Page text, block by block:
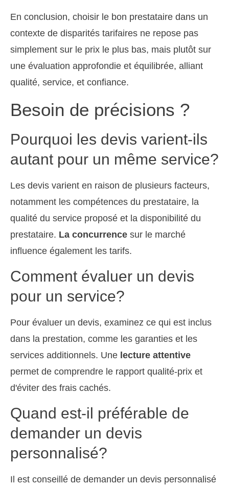
En conclusion, choisir le bon prestataire dans un
contexte de disparités tarifaires ne repose pas
simplement sur le prix le plus bas, mais plutôt sur
une évaluation approfondie et équilibrée, alliant
qualité, service, et confiance.
Besoin de précisions ?
Pourquoi les devis varient-ils
autant pour un même service?
Les devis varient en raison de plusieurs facteurs,
notamment les compétences du prestataire, la
qualité du service proposé et la disponibilité du
prestataire. La concurrence sur le marché
influence également les tarifs.
Comment évaluer un devis
pour un service?
Pour évaluer un devis, examinez ce qui est inclus
dans la prestation, comme les garanties et les
services additionnels. Une lecture attentive
permet de comprendre le rapport qualité-prix et
d'éviter des frais cachés.
Quand est-il préférable de
demander un devis
personnalisé?
Il est conseillé de demander un devis personnalisé